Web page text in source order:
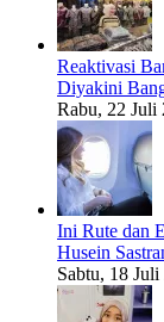
Reaktivasi
Diyakini
Rabu, 22 Juli
Ini Rute dan
Husein
Sabtu, 18